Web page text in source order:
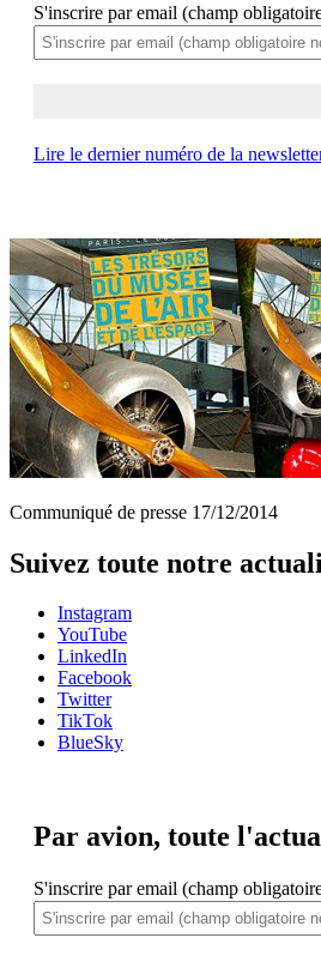
S'inscrire par email (champ
Lire le dernier numéro de la
Communiqué de presse 17/12/2014
Suivez toute notre
Instagram
YouTube
LinkedIn
Facebook
Twitter
TikTok
BlueSky
Par avion, toute
S'inscrire par email (champ